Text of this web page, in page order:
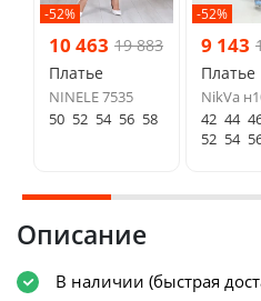
-52%
10 463 19 883
Платье
NINELE 7535
50 52 54 56 58
-52%
9 143
Платье
NikVa
42 44
52 54
Описание
В наличии (быстрая